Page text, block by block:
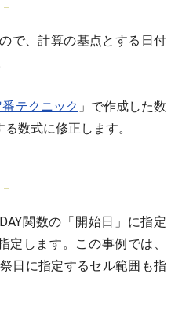
で、計算の基点とする日付
テクニック 」で作成した数
数式に修正します。
関数の「開始日」に指定
定します。この事例では、
日に指定するセル範囲も指